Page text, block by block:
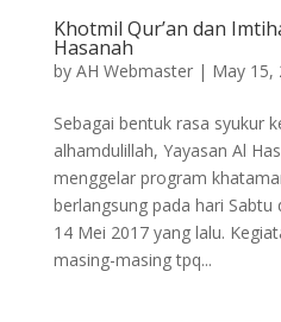
Khotmil Qur’an dan
Hasanah
by AH Webmaster| May 15,
Sebagai bentuk rasa syukur
alhamdulillah, Yayasan Al
menggelar program
berlangsung pada hari
14 Mei 2017 yang lalu.
masing-masing tpq...